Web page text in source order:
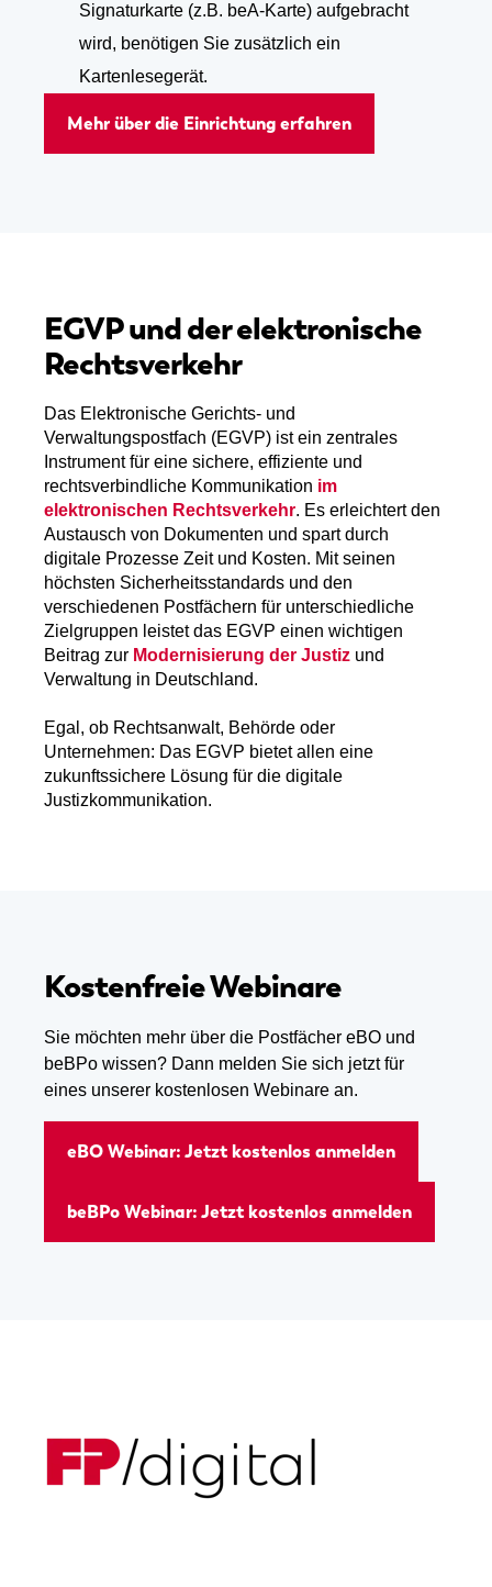
Signaturkarte (z.B. beA-Karte) aufgebracht
wird, benötigen Sie zusätzlich ein
Kartenlesegerät.
Mehr über die Einrichtung erfahren
EGVP und der elektronische
Rechtsverkehr
Das Elektronische Gerichts- und
Verwaltungspostfach (EGVP) ist ein zentrales
Instrument für eine sichere, effiziente und
rechtsverbindliche Kommunikation im
elektronischen Rechtsverkehr. Es erleichtert den
Austausch von Dokumenten und spart durch
digitale Prozesse Zeit und Kosten. Mit seinen
höchsten Sicherheitsstandards und den
verschiedenen Postfächern für unterschiedliche
Zielgruppen leistet das EGVP einen wichtigen
Beitrag zur Modernisierung der Justiz und
Verwaltung in Deutschland.
Egal, ob Rechtsanwalt, Behörde oder
Unternehmen: Das EGVP bietet allen eine
zukunftssichere Lösung für die digitale
Justizkommunikation.
Kostenfreie Webinare
Sie möchten mehr über die Postfächer eBO und
beBPo wissen? Dann melden Sie sich jetzt für
eines unserer kostenlosen Webinare an.
eBO Webinar: Jetzt kostenlos anmelden
beBPo Webinar: Jetzt kostenlos anmelden